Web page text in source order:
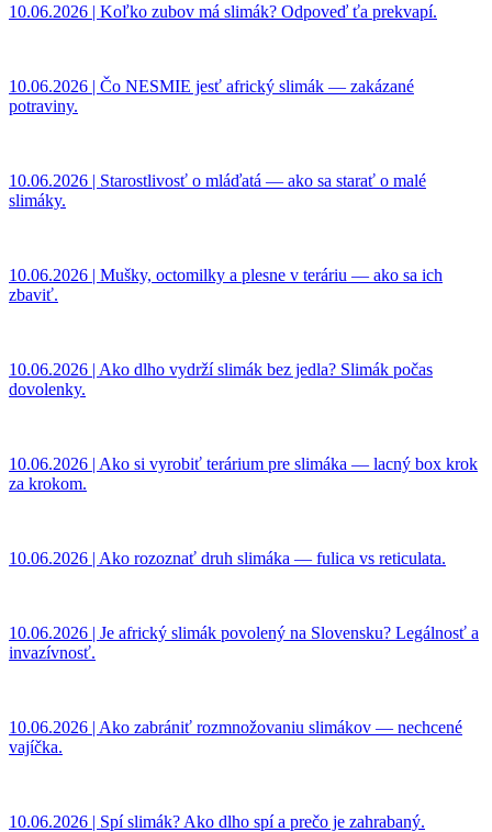
10.06.2026 | Koľko zubov má slimák? Odpoveď ťa prekvapí.
10.06.2026 | Čo NESMIE jesť africký slimák — zakázané
potraviny.
10.06.2026 | Starostlivosť o mláďatá — ako sa starať o malé
slimáky.
10.06.2026 | Mušky, octomilky a plesne v teráriu — ako sa ich
zbaviť.
10.06.2026 | Ako dlho vydrží slimák bez jedla? Slimák počas
dovolenky.
10.06.2026 | Ako si vyrobiť terárium pre slimáka — lacný box krok
za krokom.
10.06.2026 | Ako rozoznať druh slimáka — fulica vs reticulata.
10.06.2026 | Je africký slimák povolený na Slovensku? Legálnosť a
invazívnosť.
10.06.2026 | Ako zabrániť rozmnožovaniu slimákov — nechcené
vajíčka.
10.06.2026 | Spí slimák? Ako dlho spí a prečo je zahrabaný.